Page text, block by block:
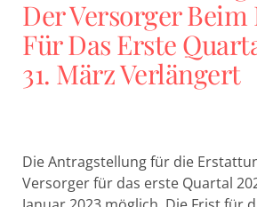
Der Versorger
Für Das Erste
31. März Verlängert
Die Antragstellung für die
Versorger für das erste Quartal